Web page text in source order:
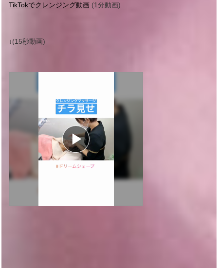
TikTokでクレンジング動画 (1分動画)
↓(15秒動画)